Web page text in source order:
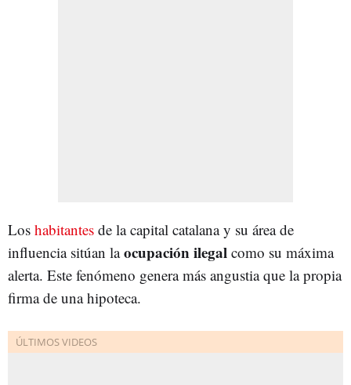
Los habitantes de la capital catalana y su área de
influencia sitúan laocupación ilegal como su máxima
alerta. Este fenómeno genera más angustia que la propia
firma de una hipoteca.